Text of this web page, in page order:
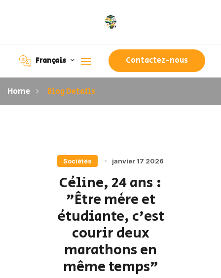
Français Contactez-nous
Home Blog Details
Sociétés janvier 17 2026
Céline, 24 ans :
"Être mère et
étudiante, c'est
courir deux
marathons en
même temps"